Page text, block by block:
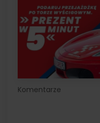
Komentarze